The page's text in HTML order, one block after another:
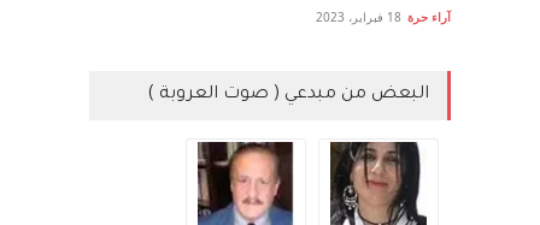
آراء حرة 18 فبراير، 2023
البعض من مبدعي ( صوت العروبة )